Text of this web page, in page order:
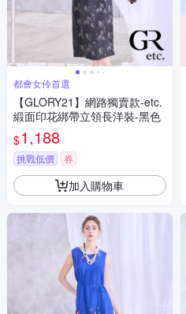
都會女伶首選
【GLORY21】網路獨賣款-etc.
緞面印花綁帶立領長洋裝-黑色
$1,188
挑戰低價 券
加入購物車